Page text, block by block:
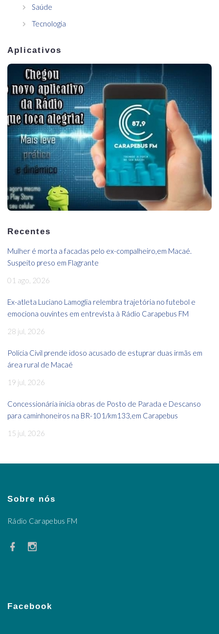
Saúde
Tecnologia
Aplicativos
Recentes
Mulher é morta a facadas pelo ex-compalheiro,em Macaé.
Suspeito preso em Flagrante
01 ago, 2026
Ex-atleta Luciano Lamoglia relembra trajetória no futebol e
emociona ouvintes em entrevista à Rádio Carapebus FM
28 jul, 2026
Polícia Civil prende idoso acusado de estuprar duas irmãs em
área rural de Macaé
19 jul, 2026
Concessionária inicia obras de Posto de Parada e Descanso
para caminhoneiros na BR-101/km133,em Carapebus
15 jul, 2026
Sobre nós
Rádio Carapebus FM
Facebook